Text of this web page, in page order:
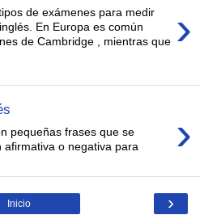
›
de exámenes para medir
En Europa es común
de Cambridge , mientras que
›
pequeñas frases que se
afirmativa o negativa para
›
Inicio